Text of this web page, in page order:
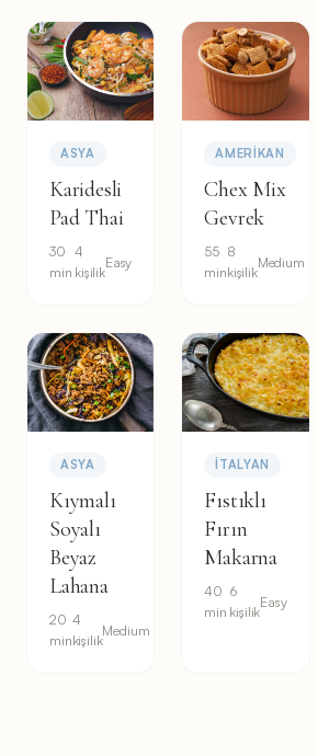
ASYA
Karidesli
Pad Thai
30
min
4
kişilik
Easy
AMERIKAN
Chex Mix
Gevrek
55
min
8
kişilik
Medium
ASYA
Kıymalı
Soyalı
Beyaz
Lahana
20
min
4
kişilik
Medium
İTALYAN
Fıstıklı
Fırın
Makarna
40
min
6
kişilik
Easy